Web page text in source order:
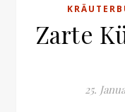
Zarte
25.